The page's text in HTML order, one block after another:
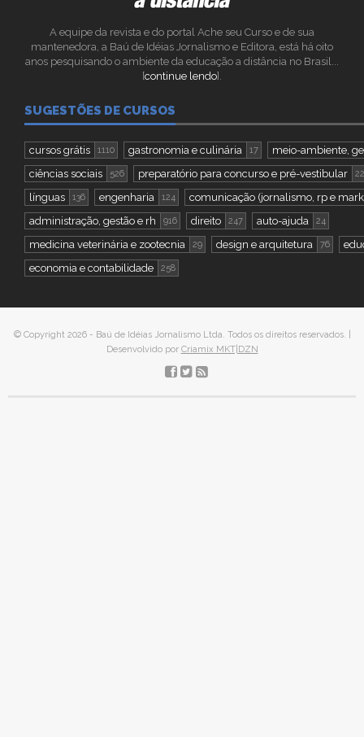
A equipe da revista e do portal Ache seu Curso e de sua
mantenedora, a Baú de Idéias Jornalismo e Editora, está há oito
anos pesquisando o ambiente da educação a distância no Brasil...
[continue lendo].
SUGESTÕES DE CURSOS
cursos grátis 1110 gastronomia e culinária 17
meio-ambiente,
ciências sociais
526 preparatório para concurso e pré-vestibular 22
línguas 136 engenharia 124
comunicação (jornalismo, rp e
administração, gestão e rh
916 direito 247 auto-ajuda 24
medicina veterinária e zootecnia 29 design e arquitetura 76
economia e contabilidade
258
© Copyright 2026 - Baú de Idéias Jornalismo Ltda. Todos os direitos reservados. |
Desenvolvido por Criamix MKT|DZN